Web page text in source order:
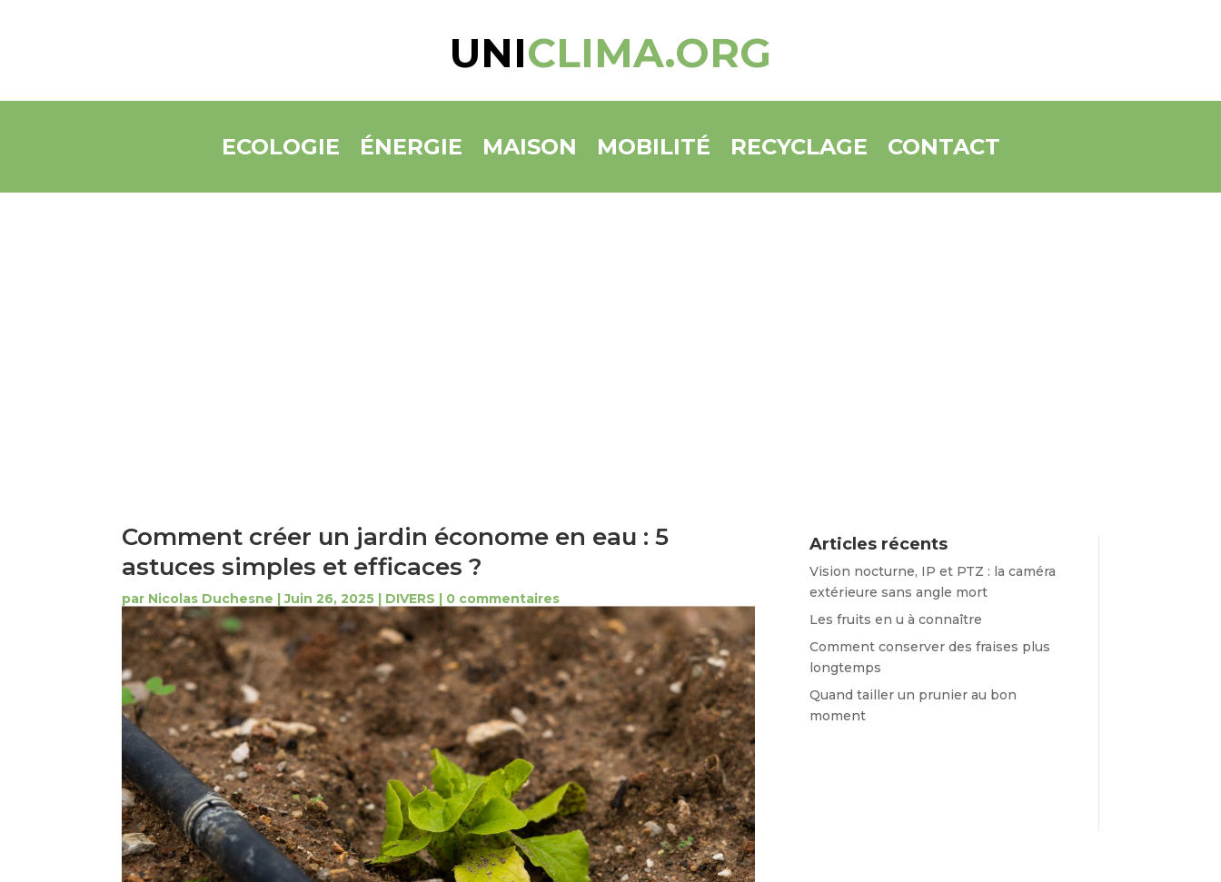
UNICLIMA.ORG
ECOLOGIE ÉNERGIE MAISON MOBILITÉ RECYCLAGE CONTACT
Comment créer un jardin économe en eau : 5
astuces simples et efficaces ?
par Nicolas Duchesne |Juin 26, 2025 DIVERS 0 commentaires
Articles récents
Vision nocturne, IP et PTZ : la caméra
extérieure sans angle mort
Les fruits en u à connaître
Comment conserver des fraises plus
longtemps
Quand tailler un prunier au bon
moment